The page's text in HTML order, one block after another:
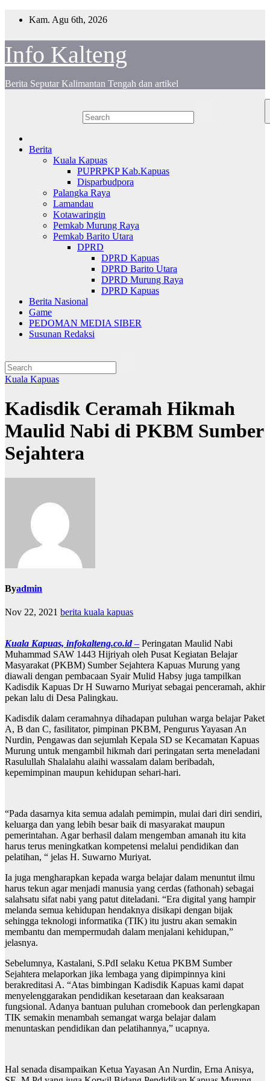
Kam. Agu 6th, 2026
Info Kalteng
Berita Seputar Kalimantan Tengah dan artikel
Berita
Kuala Kapuas
PUPRPKP Kab.Kapuas
Disparbudpora
Palangka Raya
Lamandau
Kotawaringin
Pemkab Murung Raya
Pemkab Barito Utara
DPRD
DPRD Kapuas
DPRD Barito Utara
DPRD Murung Raya
DPRD Kapuas
Berita Nasional
Game
PEDOMAN MEDIA SIBER
Susunan Redaksi
Kuala Kapuas
Kadisdik Ceramah Hikmah
Maulid Nabi di PKBM Sumber
Sejahtera
Byadmin
Nov 22, 2021 berita kuala kapuas
Kuala Kapuas, infokalteng.co.id– Peringatan Maulid Nabi
Muhammad SAW 1443 Hijriyah oleh Pusat Kegiatan Belajar
Masyarakat (PKBM) Sumber Sejahtera Kapuas Murung yang
diawali dengan pembacaan Syair Mulid Habsy juga tampilkan
Kadisdik Kapuas Dr H Suwarno Muriyat sebagai penceramah, akhir
pekan lalu di Desa Palingkau.
Kadisdik dalam ceramahnya dihadapan puluhan warga belajar Paket
A, B dan C, fasilitator, pimpinan PKBM, Pengurus Yayasan An
Nurdin, Pengawas dan sejumlah Kepala SD se Kecamatan Kapuas
Murung untuk mengambil hikmah dari peringatan serta meneladani
Rasulullah Shalalahu alaihi wassalam dalam beribadah,
kepemimpinan maupun kehidupan sehari-hari.
“Pada dasarnya kita semua adalah pemimpin, mulai dari diri sendiri,
keluarga dan yang lebih besar baik di masyarakat maupun
pemerintahan. Agar berhasil dalam mengemban amanah itu kita
harus terus meningkatkan kompetensi melalui pendidikan dan
pelatihan, “ jelas H. Suwarno Muriyat.
Ia juga mengharapkan kepada warga belajar dalam menuntut ilmu
harus tekun agar menjadi manusia yang cerdas (fathonah) sebagai
salahsatu sifat nabi yang patut diteladani. “Era digital yang hampir
melanda semua kehidupan hendaknya disikapi dengan bijak
sehingga teknologi informatika (TIK) itu justru akan semakin
membantu dan mempermudah dalam menjalani kehidupan,”
jelasnya.
Sebelumnya, Kastalani, S.PdI selaku Ketua PKBM Sumber
Sejahtera melaporkan jika lembaga yang dipimpinnya kini
berakreditasi A. “Atas bimbingan Kadisdik Kapuas kami dapat
menyelenggarakan pendidikan kesetaraan dan keaksaraan
fungsional. Adanya bantuan puluhan cromebook dan perlengkapan
TIK semakin menambah semangat warga belajar dalam
menuntaskan pendidikan dan pelatihannya,” ucapnya.
Hal senada disampaikan Ketua Yayasan An Nurdin, Erna Anisya,